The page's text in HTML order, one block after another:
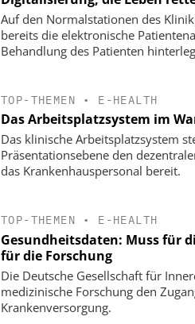
Auf den Normalstationen des
bereits die elektronische
Behandlung des Patienten
TOP-THEMEN • E-HEALTH
Das Arbeitsplatzsystem im
Das klinische Arbeitsplatzsystem
Präsentationsebene den
das Krankenhauspersonal bereit.
TOP-THEMEN • E-HEALTH
Gesundheitsdaten: Muss für
für die Forschung
Die Deutsche Gesellschaft für
medizinische Forschung den
Krankenversorgung.